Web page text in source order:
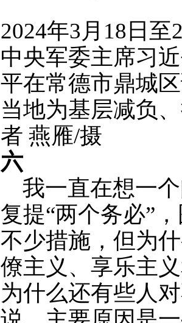
2024年3月18日
中央军委主席习
平在常德市鼎城
当地为基层减负
者 燕雁/摄
六
我一直在想一
复提“两个务必”
不少措施，但为
僚主义、享乐主
为什么还有些人